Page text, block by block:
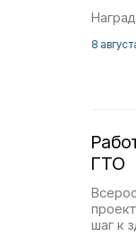
8
ГТО
шаг к